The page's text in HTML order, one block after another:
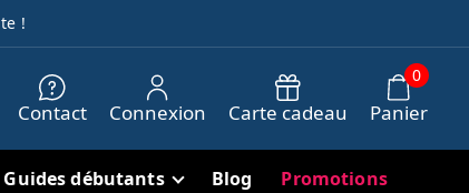
!
Contact Connexion Carte cadeau Panier
0
Guides débutants Blog Promotions